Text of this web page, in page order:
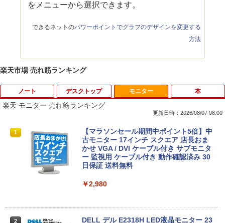
をメニューから選択できます。
できるネットのパワーポイントでグラフのデザインを変更する
方法
楽天市場 売れ筋ランキング
ノート
1
新古品ノートパソコン Intel Celeron Wi
ndows11 Pro WPS Office 2024付き メ
モリ16GB SSD1TB 15.6型 Bluetooth 無
線LAN USB3.0 テンキー 軽量 モバイル
ビジネス 在宅勤務 学生向け
￥18,980
2
中古美品 フルHD 15.6インチ EPSON En
デスクトップ モニター
楽天 モニター 売れ筋ランキング
更新日時：2026/08/07 08:00
1
【マラソンセール期間中ポイント5倍】中
古モニター 17インチ スクエア 店長おま
かせ VGA / DVI ケーブル付き サブモニタ
ー 監視用 ケーブル付き 動作確認済み 30
日保証 送料無料
￥2,980
2
DELL デル E2318H LED液晶モニター 23
本